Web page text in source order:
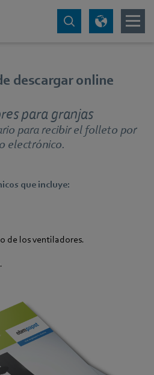
descargar online
para granjas
para recibir el folleto por
electrónico.
que incluye:
de los ventiladores.